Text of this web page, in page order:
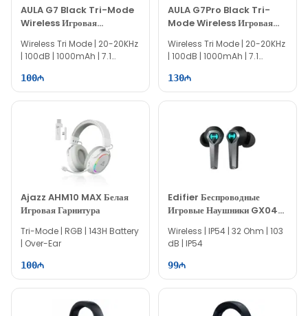
AULA G7 Black Tri-Mode
Wireless Игровая
Wireless Tri Mode | 20-20KHz
| 100dB | 1000mAh | 7.1
100
AULA G7Pro Black Tri-
Mode Wireless Игровая
Wireless Tri Mode | 20-20KHz
| 100dB | 1000mAh | 7.1
130
Ajazz AHM10 MAX Белая
Игровая Гарнитура
Tri-Mode | RGB | 143H Battery
| Over-Ear
100
Edifier Беспроводные
Игровые Наушники GX04
Wireless | IP54 | 32 Ohm | 103
dB | IP54
99